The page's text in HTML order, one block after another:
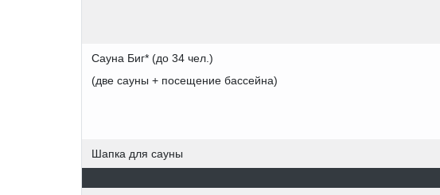
Сауна Биг* (до 34 чел.)
(две сауны + посещение бассейна)
Шапка для сауны